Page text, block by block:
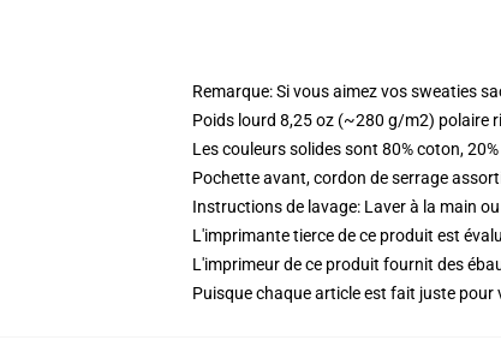
Remarque: Si vous aimez vos sweaties
Poids lourd 8,25 oz (~280 g/m2) polaire
Les couleurs solides sont 80% coton,
Pochette avant, cordon de serrage
Instructions de lavage: Laver à la main
L'imprimante tierce de ce produit est
L'imprimeur de ce produit fournit des
Puisque chaque article est fait juste